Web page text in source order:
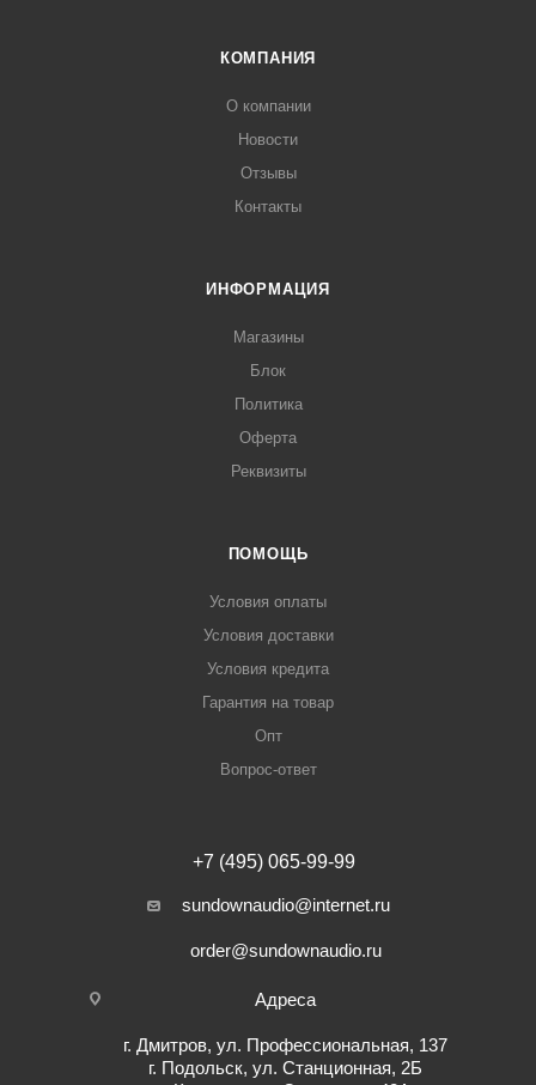
КОМПАНИЯ
О компании
Новости
Отзывы
Контакты
ИНФОРМАЦИЯ
Магазины
Блок
Политика
Оферта
Реквизиты
ПОМОЩЬ
Условия оплаты
Условия доставки
Условия кредита
Гарантия на товар
Опт
Вопрос-ответ
+7 (495) 065-99-99
sundownaudio@internet.ru
order@sundownaudio.ru
Адреса
г. Дмитров, ул. Профессиональная, 137
г. Подольск, ул. Станционная, 2Б